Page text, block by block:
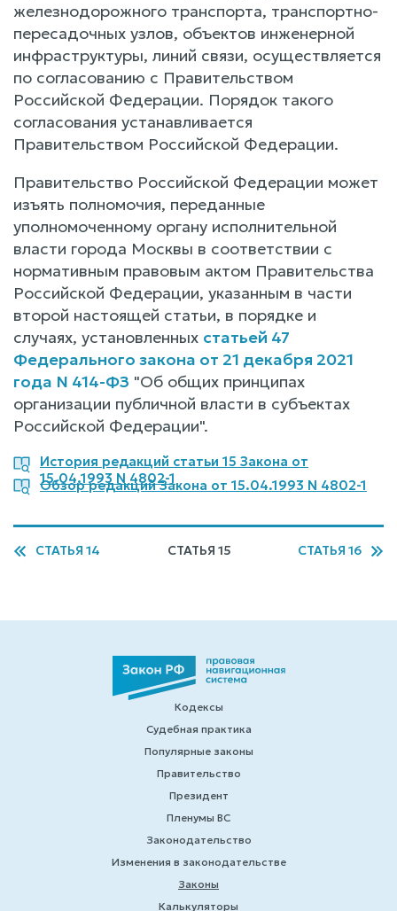
железнодорожного транспорта, транспортно-
пересадочных узлов, объектов инженерной
инфраструктуры, линий связи, осуществляется
по согласованию с Правительством
Российской Федерации. Порядок такого
согласования устанавливается
Правительством Российской Федерации.
Правительство Российской Федерации может
изъять полномочия, переданные
уполномоченному органу исполнительной
власти города Москвы в соответствии с
нормативным правовым актом Правительства
Российской Федерации, указанным в части
второй настоящей статьи, в порядке и
случаях, установленных статьей 47
Федерального закона от 21 декабря 2021
года N 414-ФЗ "Об общих принципах
организации публичной власти в субъектах
Российской Федерации".
История редакций статьи 15 Закона от
15.04.1993 N 4802-1
Обзор редакций Закона от 15.04.1993 N 4802-1
СТАТЬЯ 14 СТАТЬЯ 15 СТАТЬЯ 16
Кодексы
Судебная практика
Популярные законы
Правительство
Президент
Пленумы ВС
Законодательство
Изменения в законодательстве
Законы
Калькуляторы